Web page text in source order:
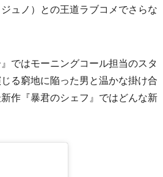
ュノ）との王道ラブコメでさらな
ではモーニングコール担当のスタ
る窮地に陥った男と温かな掛け合
作『暴君のシェフ』ではどんな新